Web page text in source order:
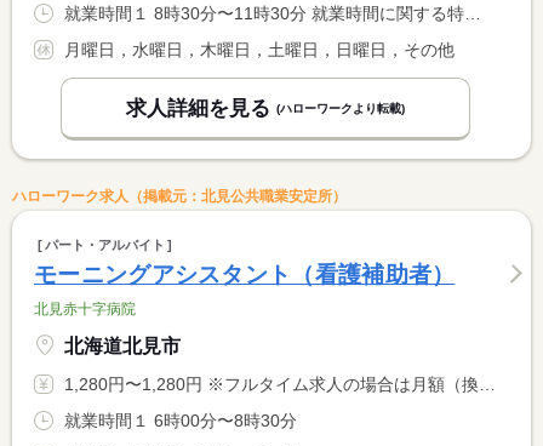
月曜日，水曜日，木曜日，土曜日，日曜日，その他
求人詳細を見る (ハローワークより転載)
ハローワーク求人（掲載元：北見公共職業安定所）
パート・アルバイト
モーニングアシスタント（看護補助者）
北見赤十字病院
北海道北見市
1,280円〜1,280円 ※フルタイム求人の場合は月額（換算額）、パート求人の場合は時間額を表示しています。
就業時間１ 6時00分〜8時30分